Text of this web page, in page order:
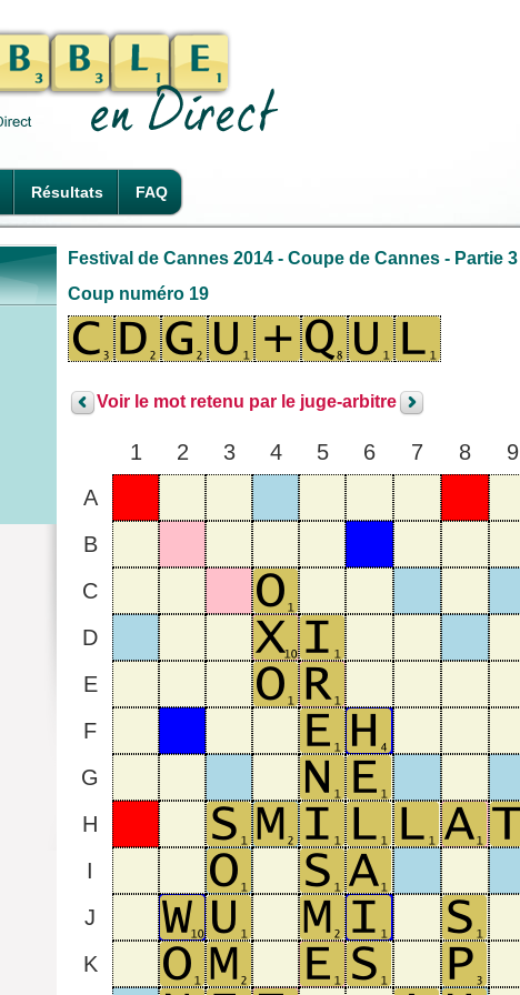
Résultats FAQ
Festival de Cannes 2014 - Coupe de Cannes - Partie 3
Coup numéro 19
Voir le mot retenu par le juge-arbitre
1 2 3 4 5 6 7 8 9
A
B
C
D
E
F
G
H
I
J
K